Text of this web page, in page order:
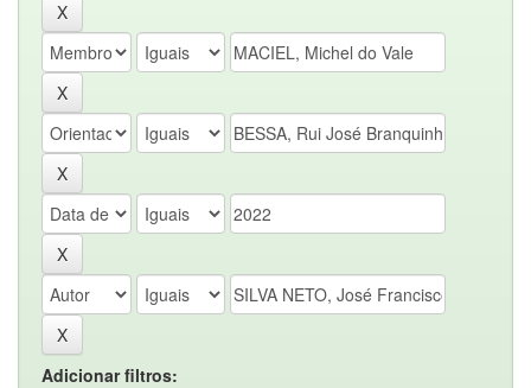
Adicionar filtros: